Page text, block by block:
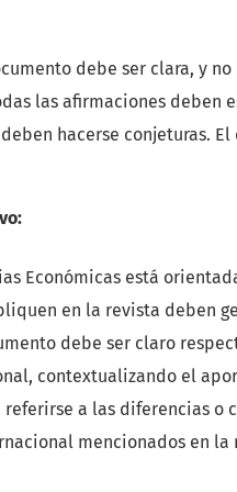
debe ser clara, y
las afirmaciones deben
hacerse conjeturas.
Económicas está
en la revista deben
debe ser claro
contextualizando el
referirse a las diferencias
mencionados en la